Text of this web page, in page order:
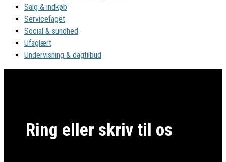
Salg & indkøb
Servicefaget
Social & sundhed
Ufaglært
Undervisning & dagtilbud
Ring eller skriv til os